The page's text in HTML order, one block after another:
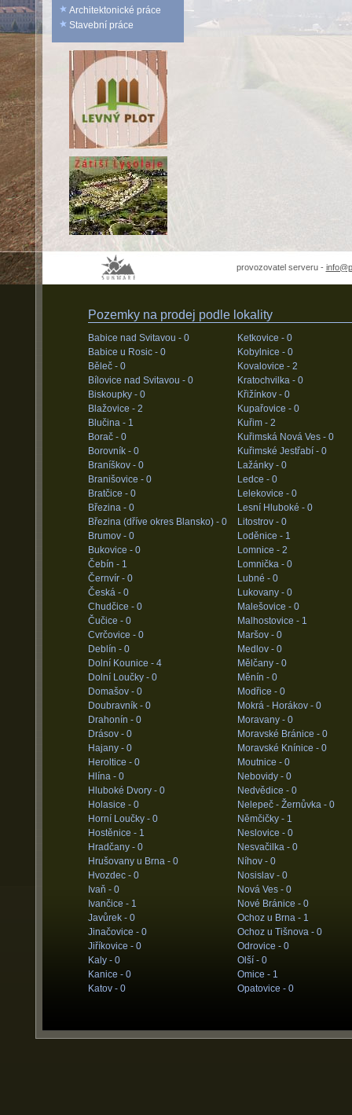
Architektonické práce
Stavební práce
provozovatel serveru -
Pozemky na prodej podle lokality
Babice nad Svitavou - 0
Babice u Rosic - 0
Běleč - 0
Bílovice nad Svitavou - 0
Biskoupky - 0
Blažovice - 2
Blučina - 1
Borač - 0
Borovník - 0
Braníškov - 0
Branišovice - 0
Bratčice - 0
Březina - 0
Březina (dříve okres Blansko) - 0
Brumov - 0
Bukovice - 0
Čebín - 1
Černvír - 0
Česká - 0
Chudčice - 0
Čučice - 0
Cvrčovice - 0
Deblín - 0
Dolní Kounice - 4
Dolní Loučky - 0
Domašov - 0
Doubravník - 0
Drahonín - 0
Drásov - 0
Hajany - 0
Heroltice - 0
Hlína - 0
Hluboké Dvory - 0
Holasice - 0
Horní Loučky - 0
Hostěnice - 1
Hradčany - 0
Hrušovany u Brna - 0
Hvozdec - 0
Ivaň - 0
Ivančice - 1
Javůrek - 0
Jinačovice - 0
Jiříkovice - 0
Kaly - 0
Kanice - 0
Katov - 0
Ketkovice - 0
Kobylnice - 0
Kovalovice - 2
Kratochvilka - 0
Křižínkov - 0
Kupařovice - 0
Kuřim - 2
Kuřimská Nová Ves - 0
Kuřimské Jestřabí - 0
Lažánky - 0
Ledce - 0
Lelekovice - 0
Lesní Hluboké - 0
Litostrov - 0
Loděnice - 1
Lomnice - 2
Lomnička - 0
Lubné - 0
Lukovany - 0
Malešovice - 0
Malhostovice - 1
Maršov - 0
Medlov - 0
Mělčany - 0
Měnín - 0
Modřice - 0
Mokrá - Horákov - 0
Moravany - 0
Moravské Bránice - 0
Moravské Knínice - 0
Moutnice - 0
Nebovidy - 0
Nedvědice - 0
Nelepeč - Žernůvka - 0
Němčičky - 1
Neslovice - 0
Nesvačilka - 0
Níhov - 0
Nosislav - 0
Nová Ves - 0
Nové Bránice - 0
Ochoz u Brna - 1
Ochoz u Tišnova - 0
Odrovice - 0
Olší - 0
Omice - 1
Opatovice - 0